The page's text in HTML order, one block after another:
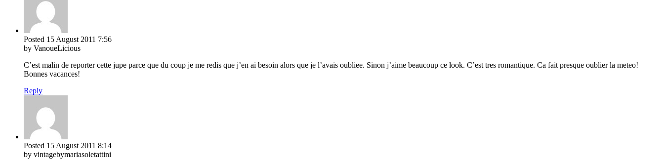
Posted 15 August 2011 7:56
by VanoueLicious
C’est malin de reporter cette jupe parce que du coup je me redis que j’en ai besoin alors que je l’avais oubliee. Sinon j’aime beaucoup ce look. C’est tres romantique. Ca fait presque oublier la meteo!
Bonnes vacances!
Reply
Posted 15 August 2011 8:14
by vintagebymariasoletattini